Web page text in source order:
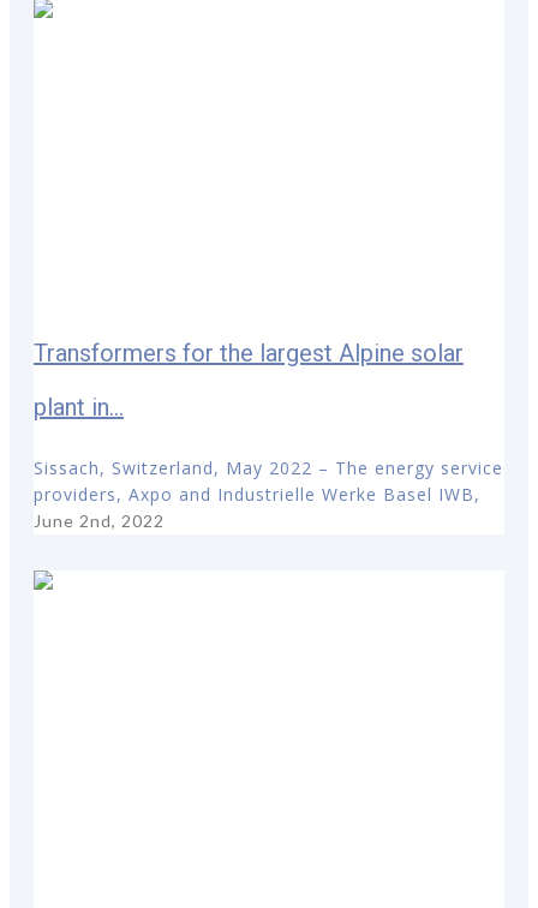
Transformers for the largest Alpine solar
plant in...
Sissach, Switzerland, May 2022 – The energy service
providers, Axpo and Industrielle Werke Basel IWB,
June 2nd, 2022